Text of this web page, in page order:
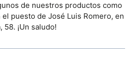
de nuestros productos como
puesto de José Luis Romero, en
58. ¡Un saludo!